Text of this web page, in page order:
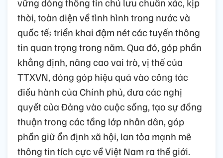
thời, toàn diện về tình hình trong nước và
quốc tế; triển khai đậm nét các tuyến thông
tin quan trọng trong năm. Qua đó, góp phần
khẳng định, nâng cao vai trò, vị thế của
TTXVN, đóng góp hiệu quả vào công tác
điều hành của Chính phủ, đưa các nghị
quyết của Đảng vào cuộc sống, tạo sự đồng
thuận trong các tầng lớp nhân dân, góp
phần giữ ổn định xã hội, lan tỏa mạnh mẽ
thông tin tích cực về Việt Nam ra thế giới.